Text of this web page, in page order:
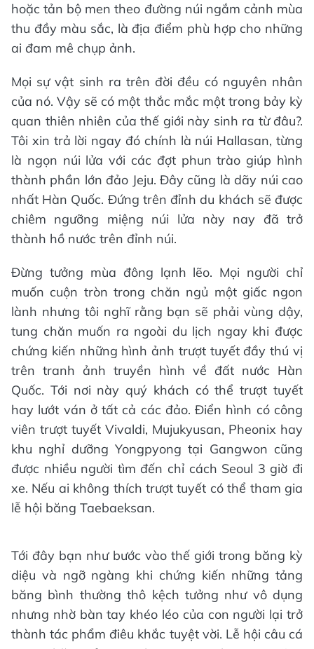
hoặc tản bộ men theo đường núi ngắm cảnh mùa
thu đầy màu sắc, là địa điểm phù hợp cho những
ai đam mê chụp ảnh.
Mọi sự vật sinh ra trên đời đều có nguyên nhân
của nó. Vậy sẽ có một thắc mắc một trong bảy kỳ
quan thiên nhiên của thế giới này sinh ra từ đâu?.
Tôi xin trả lời ngay đó chính là núi Hallasan, từng
là ngọn núi lửa với các đợt phun trào giúp hình
thành phần lớn đảo Jeju. Đây cũng là dãy núi cao
nhất Hàn Quốc. Đứng trên đỉnh du khách sẽ được
chiêm ngưỡng miệng núi lửa này nay đã trở
thành hồ nước trên đỉnh núi.
Đừng tưởng mùa đông lạnh lẽo. Mọi người chỉ
muốn cuộn tròn trong chăn ngủ một giấc ngon
lành nhưng tôi nghĩ rằng bạn sẽ phải vùng dậy,
tung chăn muốn ra ngoài du lịch ngay khi được
chứng kiến những hình ảnh trượt tuyết đầy thú vị
trên tranh ảnh truyền hình về đất nước Hàn
Quốc. Tới nơi này quý khách có thể trượt tuyết
hay lướt ván ở tất cả các đảo. Điển hình có công
viên trượt tuyết Vivaldi, Mujukyusan, Pheonix hay
khu nghỉ dưỡng Yongpyong tại Gangwon cũng
được nhiều người tìm đến chỉ cách Seoul 3 giờ đi
xe. Nếu ai không thích trượt tuyết có thể tham gia
lễ hội băng Taebaeksan.
Tới đây bạn như bước vào thế giới trong băng kỳ
diệu và ngỡ ngàng khi chứng kiến những tảng
băng bình thường thô kệch tưởng như vô dụng
nhưng nhờ bàn tay khéo léo của con người lại trở
thành tác phẩm điêu khắc tuyệt vời. Lễ hội câu cá